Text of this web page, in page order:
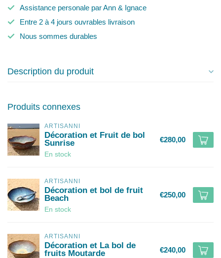
Assistance personale par Ann & Ignace
Entre 2 à 4 jours ouvrables livraison
Nous sommes durables
Description du produit
Produits connexes
ARTISANNI
Décoration et Fruit de bol
Sunrise
En stock
€280,00
ARTISANNI
Décoration et bol de fruit
Beach
En stock
€250,00
ARTISANNI
Décoration et La bol de
fruits Moutarde
€240,00